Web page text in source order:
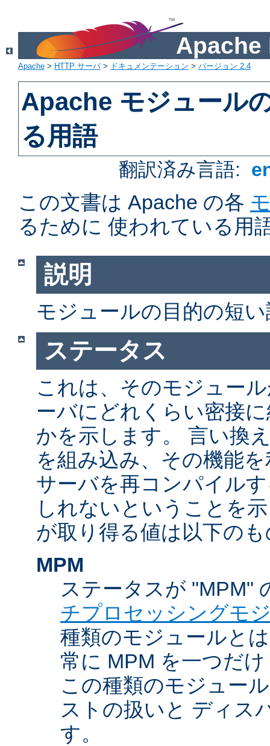
Apache
Apache > HTTP サーバ> ドキュメンテーション > バージョン 2.4
Apache モジュール
る用語
翻訳済み言語:
この文書は Apache の各
るために 使われている用
説明
モジュールの目的の短
ステータス
これは、そのモジュー
ーバにどれくらい密接
かを示します。 言い換
を組み込み、その機能
サーバを再コンパイル
しれないということを
が取り得る値は以下の
MPM
ステータスが "MPM"
チプロセッシングモ
種類のモジュールと
常に MPM を一つだ
この種類のモジュー
ストの扱いと ディス
す。